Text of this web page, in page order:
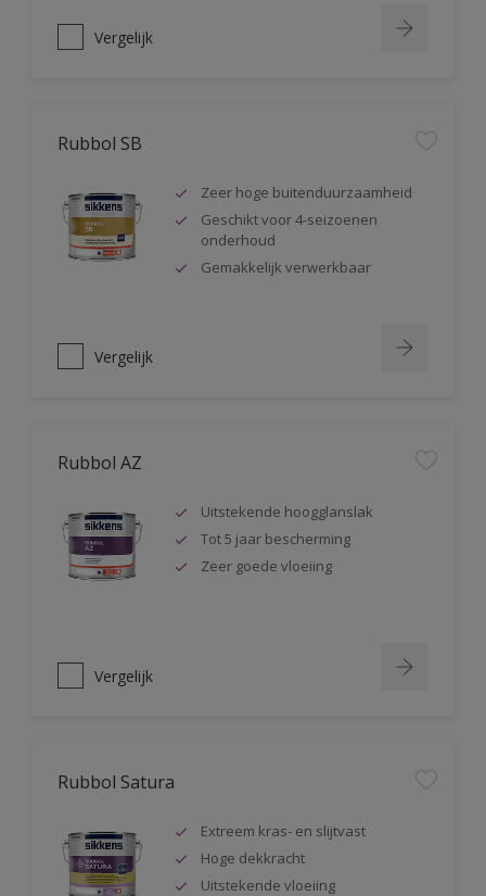
Vergelijk
Rubbol SB
Zeer hoge buitenduurzaamheid
Geschikt voor 4-seizoenen
onderhoud
Gemakkelijk verwerkbaar
Vergelijk
Rubbol AZ
Uitstekende hoogglanslak
Tot 5 jaar bescherming
Zeer goede vloeiing
Vergelijk
Rubbol Satura
Extreem kras- en slijtvast
Hoge dekkracht
Uitstekende vloeiing